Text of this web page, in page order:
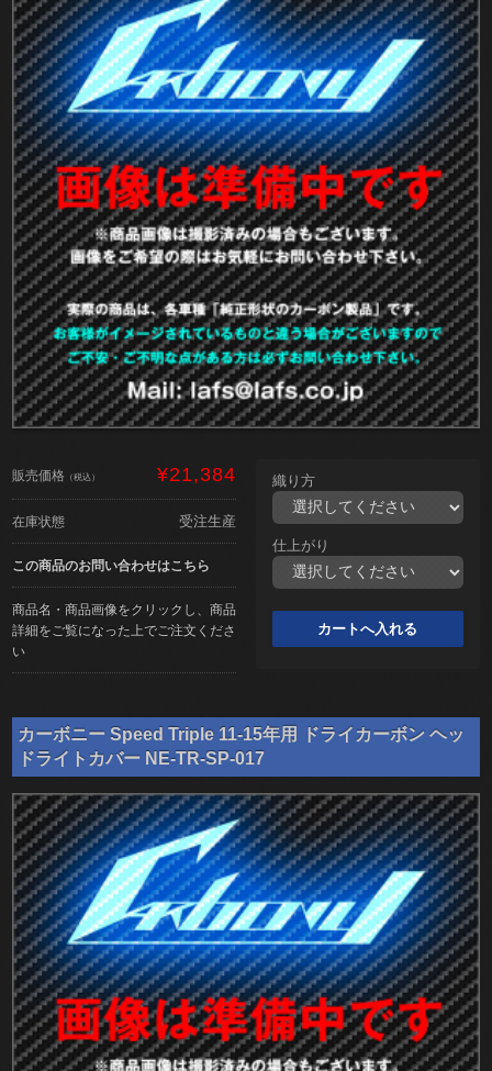
販売価格 （税込） ¥21,384
在庫状態 受注生産
この商品のお問い合わせはこちら
商品名・商品画像をクリックし、商品
詳細をご覧になった上でご注文くださ
い
織り方
仕上がり
カーボニー Speed Triple 11-15年用 ドライカーボン ヘッ
ドライトカバー NE-TR-SP-017